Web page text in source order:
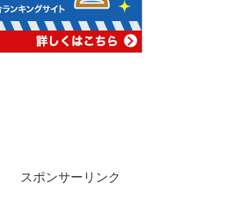
スポンサーリンク